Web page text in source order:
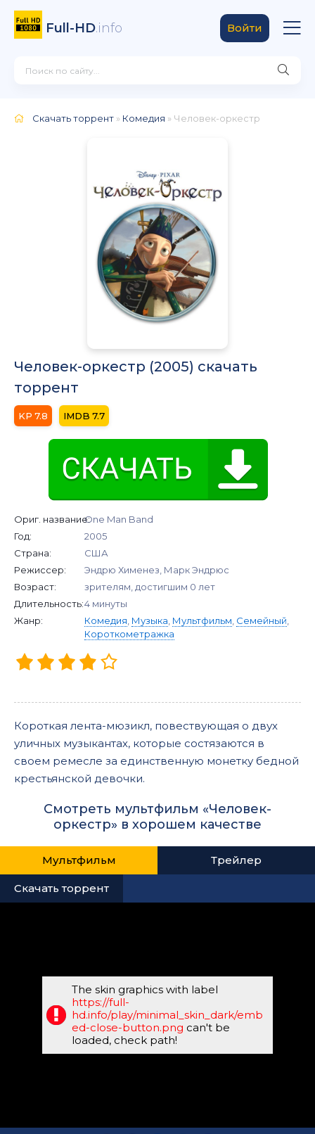
Full-HD.info Войти
Скачать торрент » Комедия » Человек-оркестр
Человек-оркестр (2005) скачать
торрент
7.8 7.7
Ориг. название:One Man Band
Год:
2005
Страна:
США
Режиссер:
Эндрю Хименез, Марк Эндрюс
Возраст:
зрителям, достигшим 0 лет
Длительность:4 минуты
Жанр:
Комедия Музыка Мультфильм Семейный
Короткометражка
Короткая лента-мюзикл, повествующая о двух
уличных музыкантах, которые состязаются в
своем ремесле за единственную монетку бедной
крестьянской девочки.
Смотреть мультфильм «Человек-
оркестр» в хорошем качестве
Мультфильм Трейлер
Скачать торрент
The skin graphics with label
https://full-
hd.info/play/minimal_skin_dark/emb
ed-close-button.png can't be
loaded, check path!